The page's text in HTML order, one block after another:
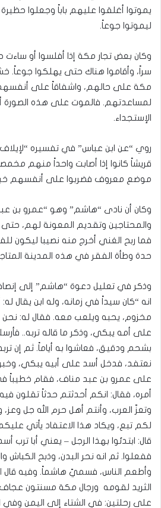
يموتوا أغلقوا عليهم باباً وجعلوا
ليموتوا جوعاً.
وكان بعض تجار مكة إذا أفلسوا أو ساءت
سراً، وأقاموا هناك حتى يهلكوا جوعاً.
مكة على حالهم، واشفاقاً على أنفسهم
لمساعدتهم. فالموت على هذه
الإستجداء.
روي “عن ابن عباس” في تفسيره
قريشاً كانوا إذا أصابت واحداً منهم
موضع معروف فضربوا على أنفسهم
وكان أن نادى “هاشم” وهو “عمرو بن
والمحتاجين وتقديم المعونة لهم،
فما ربح الغني أخرج منه نصيبا ليكون
حدة وطأة الفقر في هذه المدينة
وذكر في تعليل دعوة “هاشم” إلى
انه “كان سيداً في زمانه، وله ابن يقال
مخزوم، يحبه ويلعب معه. فقال له:
على أمه يبكي، وذكر ما قاله تربه..
بشحم ودقيق، فعاشوا به أياماً. ثم إن
نعتفد، فدخل أسد على أبيه يبكي،
على عمرو بن عبد مناف، فقام خطيباً
أمره، فقال: انكم أحدثتم حدثاً تقلون
وتعزّ العرب، وأنتم أهل حرم الله جل
لكم تبع، ويكاد هذا الاعتفاد يأتي
قال: ابتدئوا بهذا الرجل – يعني أبا ترب
ففعلوا. ثم انه نحر البدن، وذبح الكباش
وأطعم الناس، فسميّ هاشماً. وفيه قال
الثريد لقومه ورجال مكة مسنتون
على رحلتين: في الشتاء إلى اليمن وفي